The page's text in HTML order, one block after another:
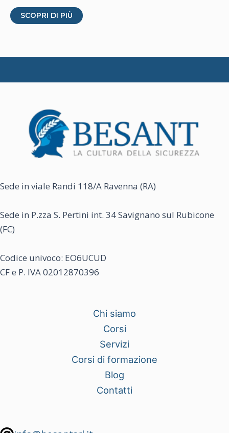
SCOPRI DI PIÙ
essere
scelte
nella
prodotto
Sede in viale Randi 118/A Ravenna (RA)
Sede in P.zza S. Pertini int. 34 Savignano sul Rubicone
(FC)
Codice univoco: EO6UCUD
CF e P. IVA 02012870396
Chi siamo
Corsi
Servizi
Corsi di formazione
Blog
Contatti